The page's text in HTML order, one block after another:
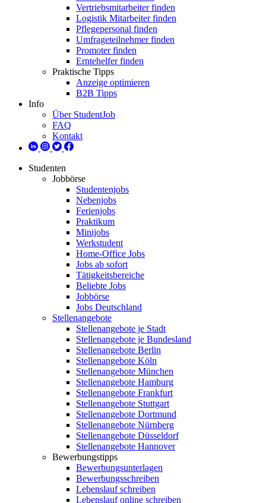
Vertriebsmitarbeiter finden
Logistik Mitarbeiter finden
Pflegepersonal finden
Umfrageteilnehmer finden
Promoter finden
Erntehelfer finden
Praktische Tipps
Anzeige optimieren
B2B Tipps
Info
Über StudentJob
FAQ
Kontakt
Studenten
Jobbörse
Studentenjobs
Nebenjobs
Ferienjobs
Praktikum
Minijobs
Werkstudent
Home-Office Jobs
Jobs ab sofort
Tätigkeitsbereiche
Beliebte Jobs
Jobbörse
Jobs Deutschland
Stellenangebote
Stellenangebote je Stadt
Stellenangebote je Bundesland
Stellenangebote Berlin
Stellenangebote Köln
Stellenangebote München
Stellenangebote Hamburg
Stellenangebote Frankfurt
Stellenangebote Stuttgart
Stellenangebote Dortmund
Stellenangebote Nürnberg
Stellenangebote Düsseldorf
Stellenangebote Hannover
Bewerbungstipps
Bewerbungsunterlagen
Bewerbungsschreiben
Lebenslauf schreiben
Lebenslauf online schreiben